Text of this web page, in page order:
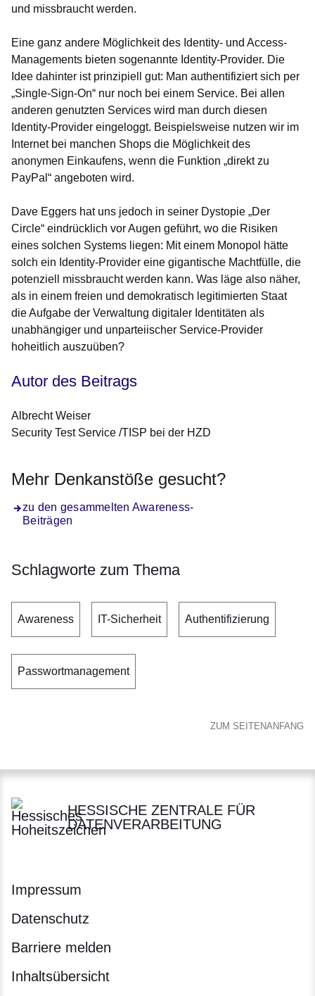
und missbraucht werden.
Eine ganz andere Möglichkeit des Identity- und Access-
Managements bieten sogenannte Identity-Provider. Die
Idee dahinter ist prinzipiell gut: Man authentifiziert sich per
„Single-Sign-On“ nur noch bei einem Service. Bei allen
anderen genutzten Services wird man durch diesen
Identity-Provider eingeloggt. Beispielsweise nutzen wir im
Internet bei manchen Shops die Möglichkeit des
anonymen Einkaufens, wenn die Funktion „direkt zu
PayPal“ angeboten wird.
Dave Eggers hat uns jedoch in seiner Dystopie „Der
Circle“ eindrücklich vor Augen geführt, wo die Risiken
eines solchen Systems liegen: Mit einem Monopol hätte
solch ein Identity-Provider eine gigantische Machtfülle, die
potenziell missbraucht werden kann. Was läge also näher,
als in einem freien und demokratisch legitimierten Staat
die Aufgabe der Verwaltung digitaler Identitäten als
unabhängiger und unparteiischer Service-Provider
hoheitlich auszuüben?
Autor des Beitrags
Albrecht Weiser
Security Test Service /TISP bei der HZD
Mehr Denkanstöße gesucht?
zu den gesammelten Awareness-
Beiträgen
Schlagworte zum Thema
Awareness IT-Sicherheit Authentifizierung
Passwortmanagement
ZUM SEITENANFANG
HESSISCHE ZENTRALE FÜR
DATENVERARBEITUNG
Impressum
Datenschutz
Barriere melden
Inhaltsübersicht